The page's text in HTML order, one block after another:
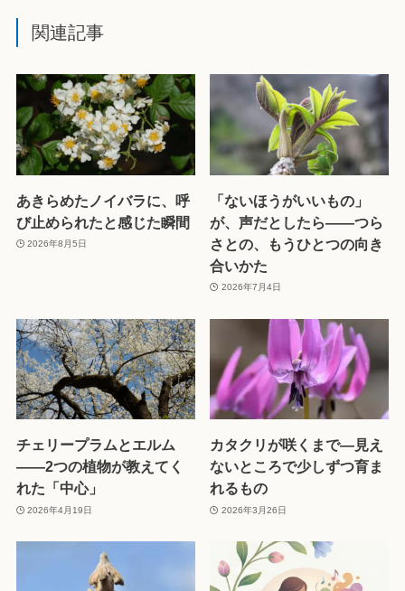
関連記事
あきらめたノイバラに、呼
び止められたと感じた瞬間
2026年8月5日
「ないほうがいいもの」
が、声だとしたら——つら
さとの、もうひとつの向き
合いかた
2026年7月4日
チェリープラムとエルム
——2つの植物が教えてく
れた「中心」
2026年4月19日
カタクリが咲くまで—見え
ないところで少しずつ育ま
れるもの
2026年3月26日